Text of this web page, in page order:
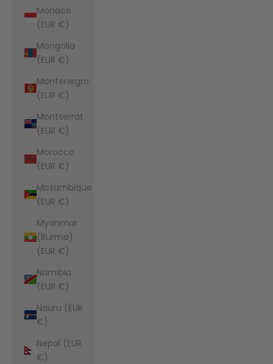
Monaco
(EUR €)
Mongolia
(EUR €)
Montenegro
(EUR €)
Montserrat
(EUR €)
Morocco
(EUR €)
Mozambique
(EUR €)
Myanmar
(Burma)
(EUR €)
Namibia
(EUR €)
Nauru (EUR
€)
Nepal (EUR
€)